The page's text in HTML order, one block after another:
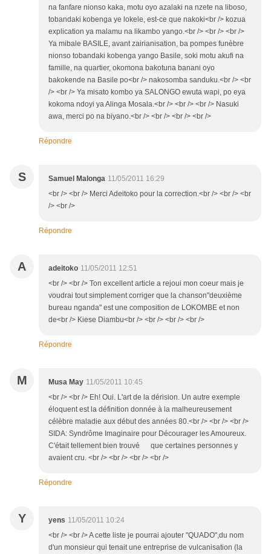
na fanfare nionso kaka, motu oyo azalaki na nzete na liboso,
tobandaki kobenga ye lokele, est-ce que nakoki<br /> kozua
explication ya malamu na likambo yango.<br /> <br /> <br />
Ya mibale BASILE, avant zairianisation, ba pompes funèbre
nionso tobandaki kobenga yango Basile, soki motu akufi na
famille, na quartier, okomona bakotuna banani oyo
bakokende na Basile po<br /> nakosomba sanduku.<br /> <br
/> <br /> Ya misato kombo ya SALONGO ewuta wapi, po eya
kokoma ndoyi ya Alinga Mosala.<br /> <br /> <br /> Nasuki
awa, merci po na biyano.<br /> <br /> <br /> <br />
Répondre
S Samuel Malonga 11/05/2011 16:29
<br /> <br /> Merci Adeitoko pour la correction.<br /> <br /> <br
/> <br />
Répondre
A adeitoko 11/05/2011 12:51
<br /> <br /> Ton excellent article a rejoui mon coeur mais je
voudrai tout simplement corriger que la chanson"deuxième
bureau nganda" est une composition de LOKOMBE et non
de<br /> Kiese Diambu<br /> <br /> <br /> <br />
Répondre
M Musa May 11/05/2011 10:45
<br /> <br /> Eh! Oui. L'art de la dérision. Un autre exemple
éloquent est la définition donnée à la malheureusement
célèbre maladie aux début des années 80.<br /> <br /> <br />
SIDA: Syndrôme Imaginaire pour Décourager les Amoureux.
C'était tellement bien trouvé que certaines personnes y
avaient cru. <br /> <br /> <br /> <br />
Répondre
Y yens 11/05/2011 10:24
<br /> <br /> A cette liste je pourrai ajouter "QUADO",du nom
d'un monsieur qui tenait une entreprise de vulcanisation (la